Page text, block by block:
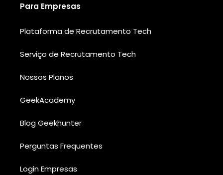
Para Empresas
Plataforma de Recrutamento Tech
Serviço de Recrutamento Tech
Nossos Planos
GeekAcademy
Blog Geekhunter
Perguntas Frequentes
Login Empresas